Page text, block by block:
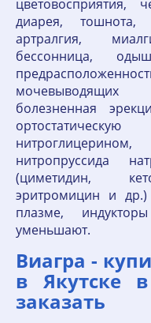
цветовосприятия,
диарея, тошнота,
артралгия,
бессонница,
мочевыводящих
болезненная
нитроглицерином,
нитропруссида
(циметидин,
эритромицин и
плазме,
уменьшают.
Виагра -
в Якутске в
заказать